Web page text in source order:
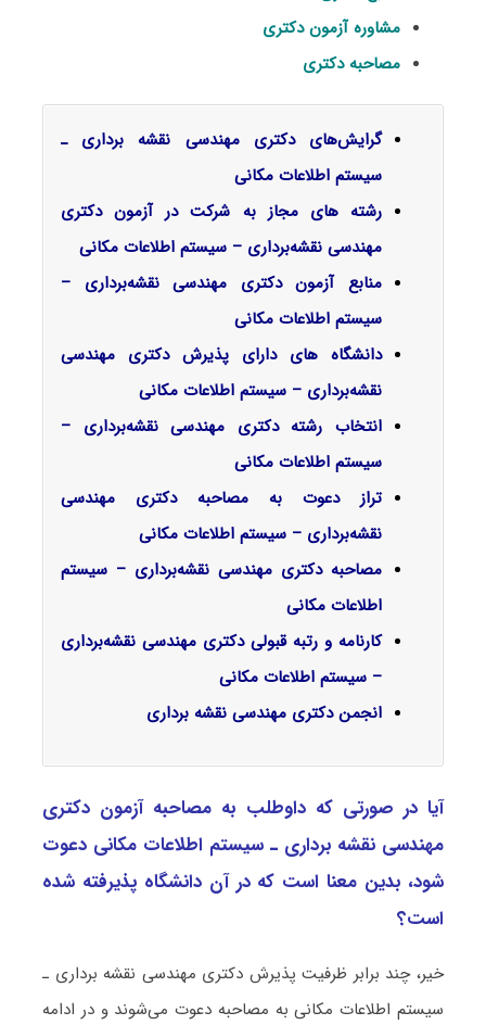
مشاوره آزمون دکتری
مصاحبه دکتری
گرایش‌های دکتری ﻣﻬﻨﺪسی نقشه برداری ـ
ﺳﻴﺴﺘﻢ اﻃﻼﻋﺎت مکانی
رشته های مجاز به شرکت در آزمون دکتری
مهندسی نقشه‌برداری – سیستم اطلاعات مکانی
منابع آزمون دکتری مهندسی نقشه‌برداری –
سیستم اطلاعات مکانی
دانشگاه های دارای پذیرش دکتری مهندسی
نقشه‌برداری – سیستم اطلاعات مکانی
انتخاب رشته دکتری مهندسی نقشه‌برداری –
سیستم اطلاعات مکانی
تراز دعوت به مصاحبه دکتری مهندسی
نقشه‌برداری – سیستم اطلاعات مکانی
مصاحبه دکتری مهندسی نقشه‌برداری – سیستم
اطلاعات مکانی
کارنامه و رتبه قبولی دکتری مهندسی نقشه‌برداری
– سیستم اطلاعات مکانی
انجمن دکتری مهندسی نقشه برداری
آیا در صورتی که داوطلب به مصاحبه آزمون دکتری
ﻣﻬﻨﺪسی نقشه برداری ـ ﺳﻴﺴﺘﻢ اﻃﻼﻋﺎت مکانی دعوت
شود، بدین معنا است که در آن دانشگاه پذیرفته شده
است؟
خیر، چند برابر ظرفیت پذیرش دکتری ﻣﻬﻨﺪسی نقشه برداری ـ
ﺳﻴﺴﺘﻢ اﻃﻼﻋﺎت مکانی به مصاحبه دعوت می‌شوند و در ادامه